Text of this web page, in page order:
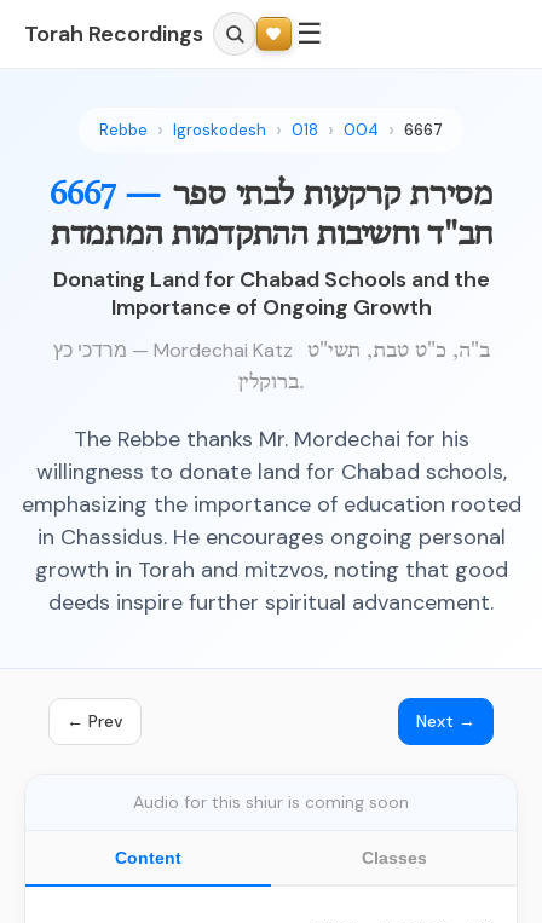
Torah Recordings ☰
Rebbe Igroskodesh 018 004 6667
6667 — מסירת קרקעות לבתי ספר
חב"ד וחשיבות ההתקדמות המתמדת
Donating Land for Chabad Schools and the
Importance of Ongoing Growth
מרדכי כץ — Mordechai Katz
ב"ה, כ"ט טבת, תשי"ט
ברוקלין.
The Rebbe thanks Mr. Mordechai for his
willingness to donate land for Chabad schools,
emphasizing the importance of education rooted
in Chassidus. He encourages ongoing personal
growth in Torah and mitzvos, noting that good
deeds inspire further spiritual advancement.
← Prev Next →
Audio for this shiur is coming soon
Content Classes